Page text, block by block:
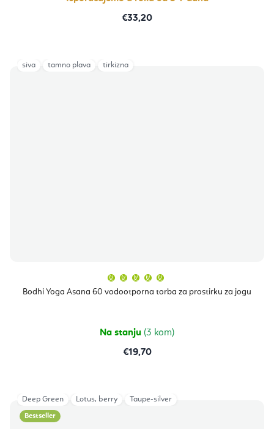
€33,20
Bodhi Yoga Asana 60 vodootporna torba za prostirku za jogu
proizvoda
je
zvjezdica.
Na stanju (3 kom)
€19,70
siva tamno plava tirkizna
Bestseller
Deep Green Lotus, berry Taupe-silver